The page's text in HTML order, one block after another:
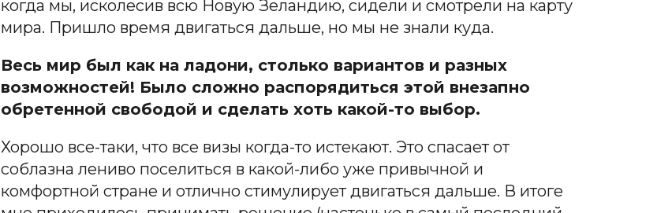
когда мы, исколесив всю Новую Зеландию, сидели и смотрели на карту
мира. Пришло время двигаться дальше, но мы не знали куда.
Весь мир был как на ладони, столько вариантов и разных
возможностей! Было сложно распорядиться этой внезапно
обретенной свободой и сделать хоть какой-то выбор.
Хорошо все-таки, что все визы когда-то истекают. Это спасает от
соблазна лениво поселиться в какой-либо уже привычной и
комфортной стране и отлично стимулирует двигаться дальше. В итоге